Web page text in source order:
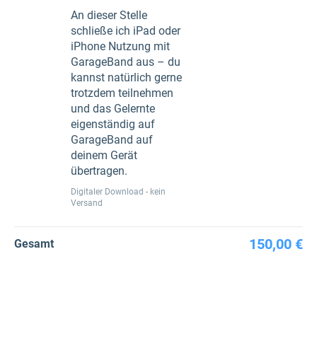
An dieser Stelle
schließe ich iPad oder
iPhone Nutzung mit
GarageBand aus – du
kannst natürlich gerne
trotzdem teilnehmen
und das Gelernte
eigenständig auf
GarageBand auf
deinem Gerät
übertragen.
Digitaler Download - kein
Versand
Gesamt 150,00 €